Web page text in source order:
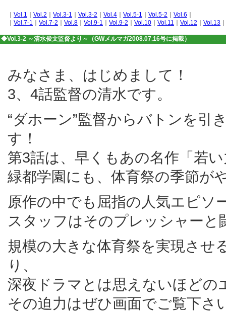
Vol.1 Vol.2 Vol.3-1 Vol.3-2 Vol.4 Vol.5-1 Vol.5-2 Vol.6
Vol.7-1 Vol.7-2 Vol.8 Vol.9-1 Vol.9-2 Vol.10 Vol.11 Vol.12 Vol.13
◆Vol.3-2 ～清水俊文監督より～（GWメルマガ2008.07.16号に掲載）
みなさま、はじめまして！
3、4話監督の清水です。
“ダホーン”監督からバトンを引
す！
第3話は、早くもあの名作「若
緑都学園にも、体育祭の季節が
原作の中でも屈指の人気エピソ
スタッフはそのプレッシャー
規模の大きな体育祭を実現させ
り、
深夜ドラマとは思えないほどの
その迫力はぜひ画面でご覧下さ